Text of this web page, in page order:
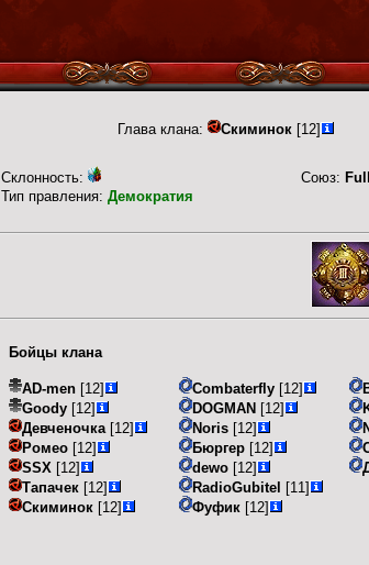
Глава клана: Скиминок [12]
Склонность: Союз:
Тип правления: Демократия
Бойцы клана
AD-men [12]
Goody [12]
Девченочка [12]
Ромео [12]
SSX [12]
Тапачек [12]
Скиминок [12]
Combaterfly[12]
DOGMAN[12]
Noris[12]
Бюргер[12]
dewo[12]
RadioGubitel [11]
Фуфик[12]